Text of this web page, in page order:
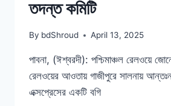
তদন্ত কমিটি
By bdShroud April 13, 2025
পাবনা, (ঈশ্বরদী): পশ্চিমাঞ্চল রেলওয়ে
রেলওয়ের আওতায় গাজীপুরে সালনায়
এক্সপ্রেসের একটি বগি